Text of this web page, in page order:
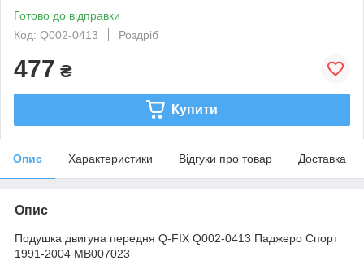
Готово до відправки
Код: Q002-0413
Роздріб
477 ₴
Купити
Опис Характеристики Відгуки про товар Доставка
Опис
Подушка двигуна передня Q-FIX Q002-0413 Паджеро Спорт
1991-2004 MB007023